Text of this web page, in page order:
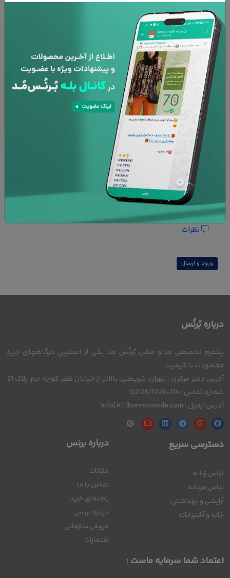
سایز :
FREE
راهنمای سایز
افزودن به سبد خرید
پشتیبانی 24 ساعته
امنیت پرداخت
افزودن به علاقه مندی ها
ورود و ارسال
درباره بُرنُس
پلتفرم تخصصی مد و فشن بُرنُس مد، یکی از امنترین درگاههای خرید
محصولات با کیفیت
آدرس دفتر مرکزی : تهران، شریعتی، بالاتر از خیابان ظفر، کوچه جم، پلاک 21
شماره تماس : 114-02128111123
آدرس ایمیل : info[AT]bornosmode.com
دسترسی سریع
لباس زنانه
لباس مردانه
آرایشی و بهداشتی
خانه و آشپزخانه
درباره برنس
مقالات
تماس با ما
راهنمای خرید
درباره برنس
فروش سازمانی
افتخارات
اعتماد شما سرمایه ماست :